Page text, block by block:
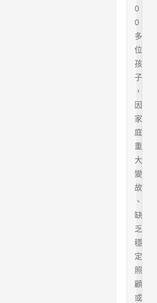
0
0
多
位
孩
子
，
因
家
庭
重
大
變
故
、
缺
乏
穩
定
照
顧
或